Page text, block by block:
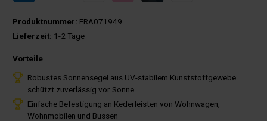
Produktnummer: FRA071949
Lieferzeit: 1-2 Tage
Vorteile
Robustes Sonnensegel aus UV-stabilem Kunststoffgewebe
schützt zuverlässig vor Sonne
Einfache Befestigung an Kederleisten von Wohnwagen,
Wohnmobilen und Bussen